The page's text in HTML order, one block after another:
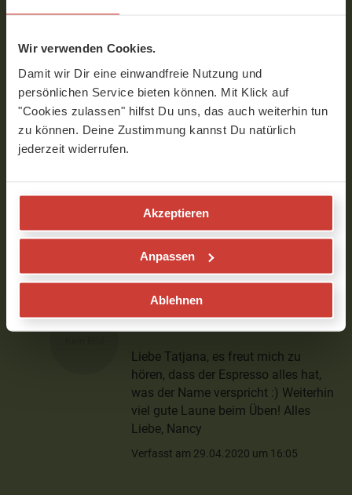
Wir verwenden Cookies.
Damit wir Dir eine einwandfreie Nutzung und
persönlichen Service bieten können. Mit Klick auf
"Cookies zulassen" hilfst Du uns, das auch weiterhin tun
zu können. Deine Zustimmung kannst Du natürlich
jederzeit widerrufen.
Akzeptieren
Anpassen
Ablehnen
Spaß gemacht. Jetzt kann der Tag
Tatjana
Liebe Nancy,
den morgen ,gibt Kraft und gute Laune ,
Danke Dir
Verfasst am 29.04.2020 um 07:56
Nancy
Liebe Tatjana, es freut mich zu
hören, dass der Espresso alles hat,
was der Name verspricht :) Weiterhin
viel gute Laune beim Üben! Alles
Liebe, Nancy
Verfasst am 29.04.2020 um 16:05